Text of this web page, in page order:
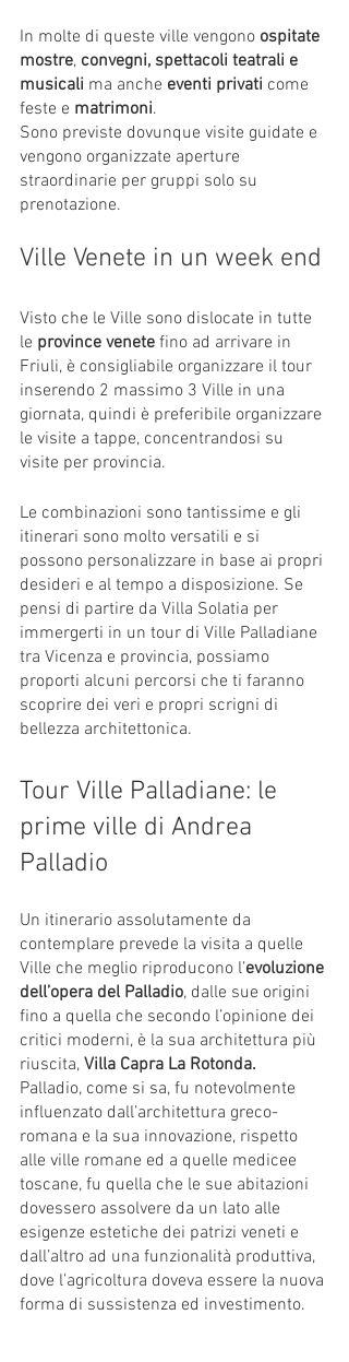
In molte di queste ville vengono ospitate
mostre, convegni, spettacoli teatrali e
musicali ma anche eventi privati come
feste e matrimoni.
Sono previste dovunque visite guidate e
vengono organizzate aperture
straordinarie per gruppi solo su
prenotazione.
Ville Venete in un week end
Visto che le Ville sono dislocate in tutte
le province venete fino ad arrivare in
Friuli, è consigliabile organizzare il tour
inserendo 2 massimo 3 Ville in una
giornata, quindi è preferibile organizzare
le visite a tappe, concentrandosi su
visite per provincia.
Le combinazioni sono tantissime e gli
itinerari sono molto versatili e si
possono personalizzare in base ai propri
desideri e al tempo a disposizione. Se
pensi di partire da Villa Solatia per
immergerti in un tour di Ville Palladiane
tra Vicenza e provincia, possiamo
proporti alcuni percorsi che ti faranno
scoprire dei veri e propri scrigni di
bellezza architettonica.
Tour Ville Palladiane: le
prime ville di Andrea
Palladio
Un itinerario assolutamente da
contemplare prevede la visita a quelle
Ville che meglio riproducono l’evoluzione
dell’opera del Palladio, dalle sue origini
fino a quella che secondo l’opinione dei
critici moderni, è la sua architettura più
riuscita, Villa Capra La Rotonda.
Palladio, come si sa, fu notevolmente
influenzato dall’architettura greco-
romana e la sua innovazione, rispetto
alle ville romane ed a quelle medicee
toscane, fu quella che le sue abitazioni
dovessero assolvere da un lato alle
esigenze estetiche dei patrizi veneti e
dall’altro ad una funzionalità produttiva,
dove l’agricoltura doveva essere la nuova
forma di sussistenza ed investimento.